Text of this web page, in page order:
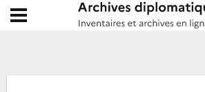
Archives diplomatiques
Ouvrir le menu déroulant